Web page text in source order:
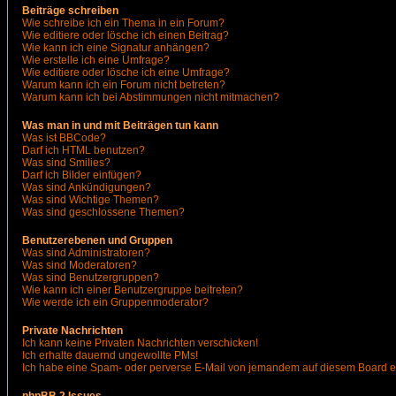
Beiträge schreiben
Wie schreibe ich ein Thema in ein Forum?
Wie editiere oder lösche ich einen Beitrag?
Wie kann ich eine Signatur anhängen?
Wie erstelle ich eine Umfrage?
Wie editiere oder lösche ich eine Umfrage?
Warum kann ich ein Forum nicht betreten?
Warum kann ich bei Abstimmungen nicht mitmachen?
Was man in und mit Beiträgen tun kann
Was ist BBCode?
Darf ich HTML benutzen?
Was sind Smilies?
Darf ich Bilder einfügen?
Was sind Ankündigungen?
Was sind Wichtige Themen?
Was sind geschlossene Themen?
Benutzerebenen und Gruppen
Was sind Administratoren?
Was sind Moderatoren?
Was sind Benutzergruppen?
Wie kann ich einer Benutzergruppe beitreten?
Wie werde ich ein Gruppenmoderator?
Private Nachrichten
Ich kann keine Privaten Nachrichten verschicken!
Ich erhalte dauernd ungewollte PMs!
Ich habe eine Spam- oder perverse E-Mail von jemandem auf diesem Board